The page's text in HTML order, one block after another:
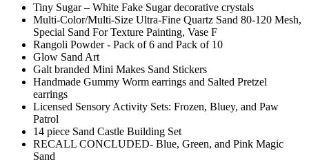
Tiny Sugar – White Fake Sugar decorative crystals
Multi-Color/Multi-Size Ultra-Fine Quartz Sand 80-120 Mesh,
Special Sand For Texture Painting, Vase F
Rangoli Powder - Pack of 6 and Pack of 10
Glow Sand Art
Galt branded Mini Makes Sand Stickers
Handmade Gummy Worm earrings and Salted Pretzel
earrings
Licensed Sensory Activity Sets: Frozen, Bluey, and Paw
Patrol
14 piece Sand Castle Building Set
RECALL CONCLUDED- Blue, Green, and Pink Magic
Sand